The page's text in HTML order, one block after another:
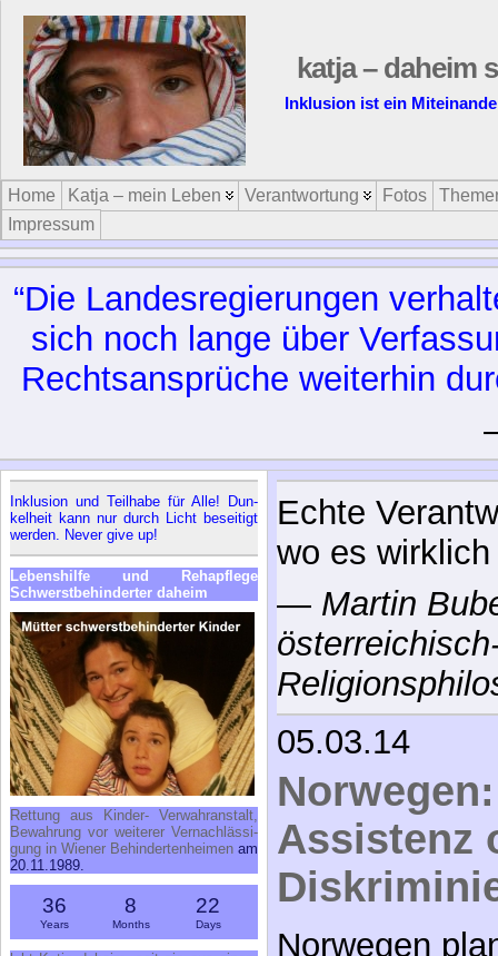
katja – daheim
Inklusion ist ein
Home Katja – mein Leben Verantwortung Fotos
Impressum
“Die Lan­des­re­gie­run­gen
sich noch lan­ge über
Rechts­an­sprü­che wei­ter­hin
In­klu­si­on und Teil­ha­be für Al­le! Dun­
kel­heit kann nur durch Licht be­sei­tigt
wer­den. Ne­ver gi­ve up!
Le­bens­hil­fe und Re­h­a­pfle­ge
Schwerst­be­hin­der­ter da­heim
Ret­tung aus Kin­der- Ver­wahr­an­stalt,
Be­wah­rung vor wei­te­rer Ver­nach­läs­si­
gung in Wie­ner Be­hin­der­ten­hei­men am
20.11.1989.
36
Years
8
Months
22
Days
Echte
wo es
— Martin
05.03.14
Assistenz
Norwegen